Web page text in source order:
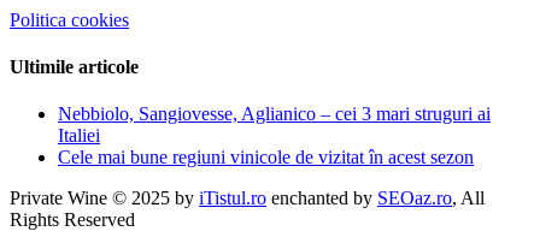
Politica cookies
Ultimile articole
Nebbiolo, Sangiovesse, Aglianico – cei 3 mari struguri ai
Italiei
Cele mai bune regiuni vinicole de vizitat în acest sezon
Private Wine © 2025 by iTistul.ro enchanted by SEOaz.ro, All
Rights Reserved